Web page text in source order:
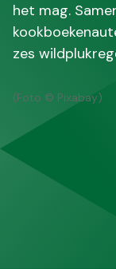
het mag.
zes
(Foto © Pixabay)